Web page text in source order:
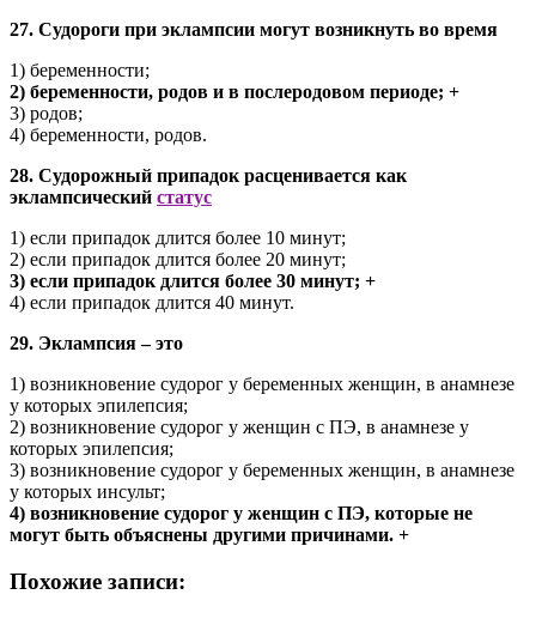
27. Судороги при эклампсии могут возникнуть во время
1) беременности;
2) беременности, родов и в послеродовом периоде; +
3) родов;
4) беременности, родов.
28. Судорожный припадок расценивается как
эклампсический статус
1) если припадок длится более 10 минут;
2) если припадок длится более 20 минут;
3) если припадок длится более 30 минут; +
4) если припадок длится 40 минут.
29. Эклампсия – это
1) возникновение судорог у беременных женщин, в анамнезе
у которых эпилепсия;
2) возникновение судорог у женщин с ПЭ, в анамнезе у
которых эпилепсия;
3) возникновение судорог у беременных женщин, в анамнезе
у которых инсульт;
4) возникновение судорог у женщин с ПЭ, которые не
могут быть объяснены другими причинами. +
Похожие записи: